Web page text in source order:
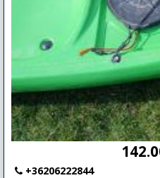
+36206222844